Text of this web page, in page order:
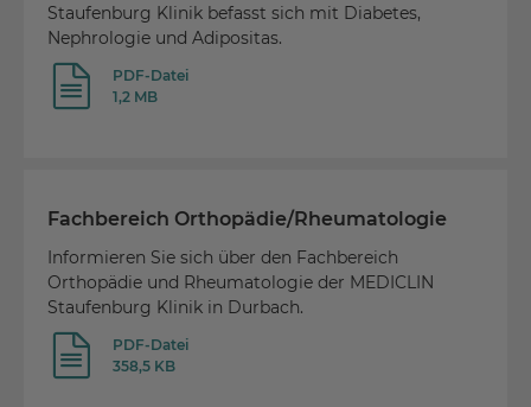
PDF-Datei
1,2 MB
Staufenburg Klinik befasst sich mit Diabetes,
Nephrologie und Adipositas.
PDF-Datei
358,5 KB
Fachbereich Orthopädie/Rheumatologie
Informieren Sie sich über den Fachbereich
Orthopädie und Rheumatologie der MEDICLIN
Staufenburg Klinik in Durbach.